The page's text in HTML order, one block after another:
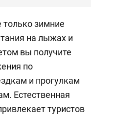
зимние
на лыжах и
вы получите
по
и прогулкам
Естественная
туристов